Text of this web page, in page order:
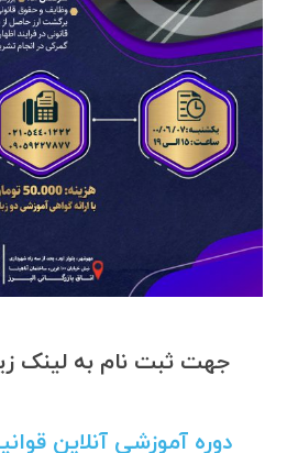
جهت ثبت نام به لینک
دوره آموزشی آنلاین